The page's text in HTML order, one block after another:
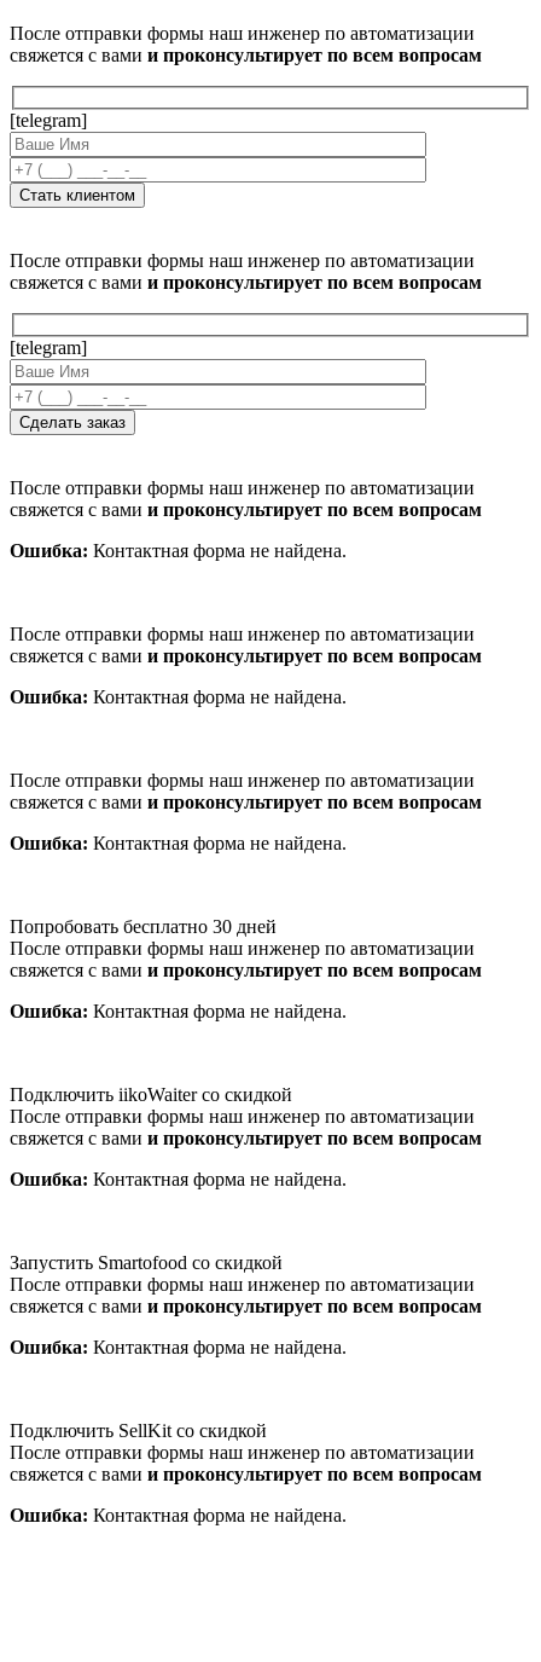
После отправки формы наш инженер по автоматизации
свяжется с вами и проконсультирует по всем вопросам
[telegram]
После отправки формы наш инженер по автоматизации
свяжется с вами и проконсультирует по всем вопросам
[telegram]
После отправки формы наш инженер по автоматизации
свяжется с вами и проконсультирует по всем вопросам
Ошибка: Контактная форма не найдена.
После отправки формы наш инженер по автоматизации
свяжется с вами и проконсультирует по всем вопросам
Ошибка: Контактная форма не найдена.
После отправки формы наш инженер по автоматизации
свяжется с вами и проконсультирует по всем вопросам
Ошибка: Контактная форма не найдена.
Попробовать бесплатно 30 дней
После отправки формы наш инженер по автоматизации
свяжется с вами и проконсультирует по всем вопросам
Ошибка: Контактная форма не найдена.
Подключить iikoWaiter со скидкой
После отправки формы наш инженер по автоматизации
свяжется с вами и проконсультирует по всем вопросам
Ошибка: Контактная форма не найдена.
Запустить Smartofood со скидкой
После отправки формы наш инженер по автоматизации
свяжется с вами и проконсультирует по всем вопросам
Ошибка: Контактная форма не найдена.
Подключить SellKit со скидкой
После отправки формы наш инженер по автоматизации
свяжется с вами и проконсультирует по всем вопросам
Ошибка: Контактная форма не найдена.